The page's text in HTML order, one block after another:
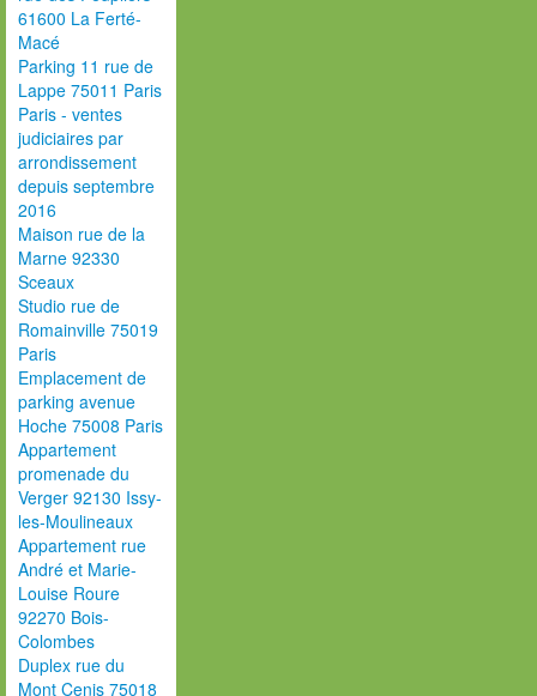
61600 La Ferté-
Macé
Parking 11 rue de
Lappe 75011 Paris
Paris - ventes
judiciaires par
arrondissement
depuis septembre
2016
Maison rue de la
Marne 92330
Sceaux
Studio rue de
Romainville 75019
Paris
Emplacement de
parking avenue
Hoche 75008 Paris
Appartement
promenade du
Verger 92130 Issy-
les-Moulineaux
Appartement rue
André et Marie-
Louise Roure
92270 Bois-
Colombes
Duplex rue du
Mont Cenis 75018